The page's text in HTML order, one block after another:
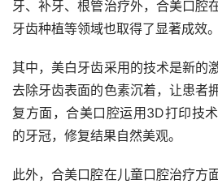
牙、补牙、根管治疗外，合美口腔
牙齿种植等领域也取得了显著成效。
其中，美白牙齿采用的技术是新的
去除牙齿表面的色素沉着，让患者
复方面，合美口腔运用3D打印技
的牙冠，修复结果自然美观。
此外，合美口腔在儿童口腔治疗方